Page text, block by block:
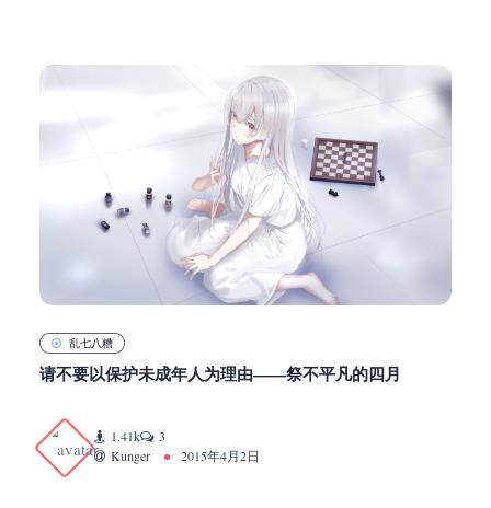
乱七八糟
请不要以保护未成年人为理由——祭不平凡的四月
1.41k
3
Kunger
2015年4月2日